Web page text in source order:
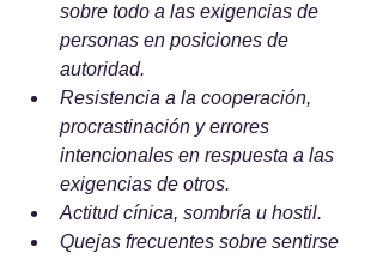
sobre todo a las exigencias de
personas en posiciones de
autoridad.
Resistencia a la cooperación,
procrastinación y errores
intencionales en respuesta a las
exigencias de otros.
Actitud cínica, sombría u hostil.
Quejas frecuentes sobre sentirse